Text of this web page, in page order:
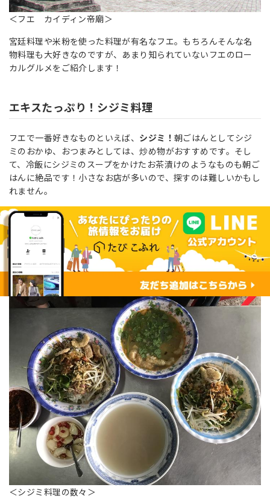
＜フエ カイディン帝廟＞
宮廷料理や米粉を使った料理が有名なフエ。もちろんそんな名
物料理も大好きなのですが、あまり知られていないフエのロー
カルグルメをご紹介します！
エキスたっぷり！シジミ料理
フエで一番好きなものといえば、 シジミ！ 朝ごはんとしてシジ
ミのおかゆ、おつまみとしては、炒め物がおすすめです。そし
て、冷飯にシジミのスープをかけたお茶漬けのようなものも朝ご
はんに絶品です！小さなお店が多いので、探すのは難しいかもし
れません。
＜シジミ料理の数々＞